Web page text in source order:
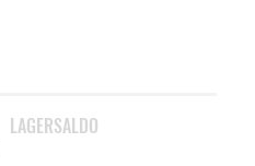
LAGERSALDO